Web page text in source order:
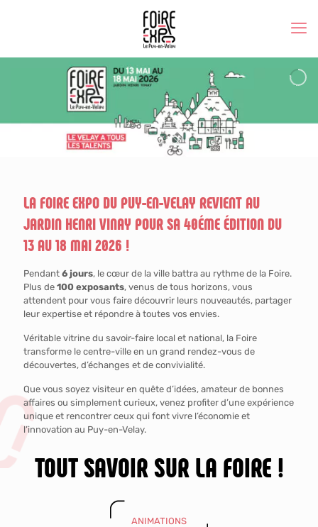
LA FOIRE EXPO DU PUY-EN-VELAY REVIENT AU
JARDIN HENRI VINAY POUR SA 40ÉME ÉDITION DU
13 AU 18 MAI 2026 !
Pendant 6 jours, le cœur de la ville battra au rythme de la Foire.
Plus de 100 exposants, venus de tous horizons, vous
attendent pour vous faire découvrir leurs nouveautés, partager
leur expertise et répondre à toutes vos envies.
Véritable vitrine du savoir-faire local et national, la Foire
transforme le centre-ville en un grand rendez-vous de
découvertes, d’échanges et de convivialité.
Que vous soyez visiteur en quête d’idées, amateur de bonnes
affaires ou simplement curieux, venez profiter d’une expérience
unique et rencontrer ceux qui font vivre l’économie et
l’innovation au Puy-en-Velay.
TOUT SAVOIR SUR LA FOIRE !
ANIMATIONS